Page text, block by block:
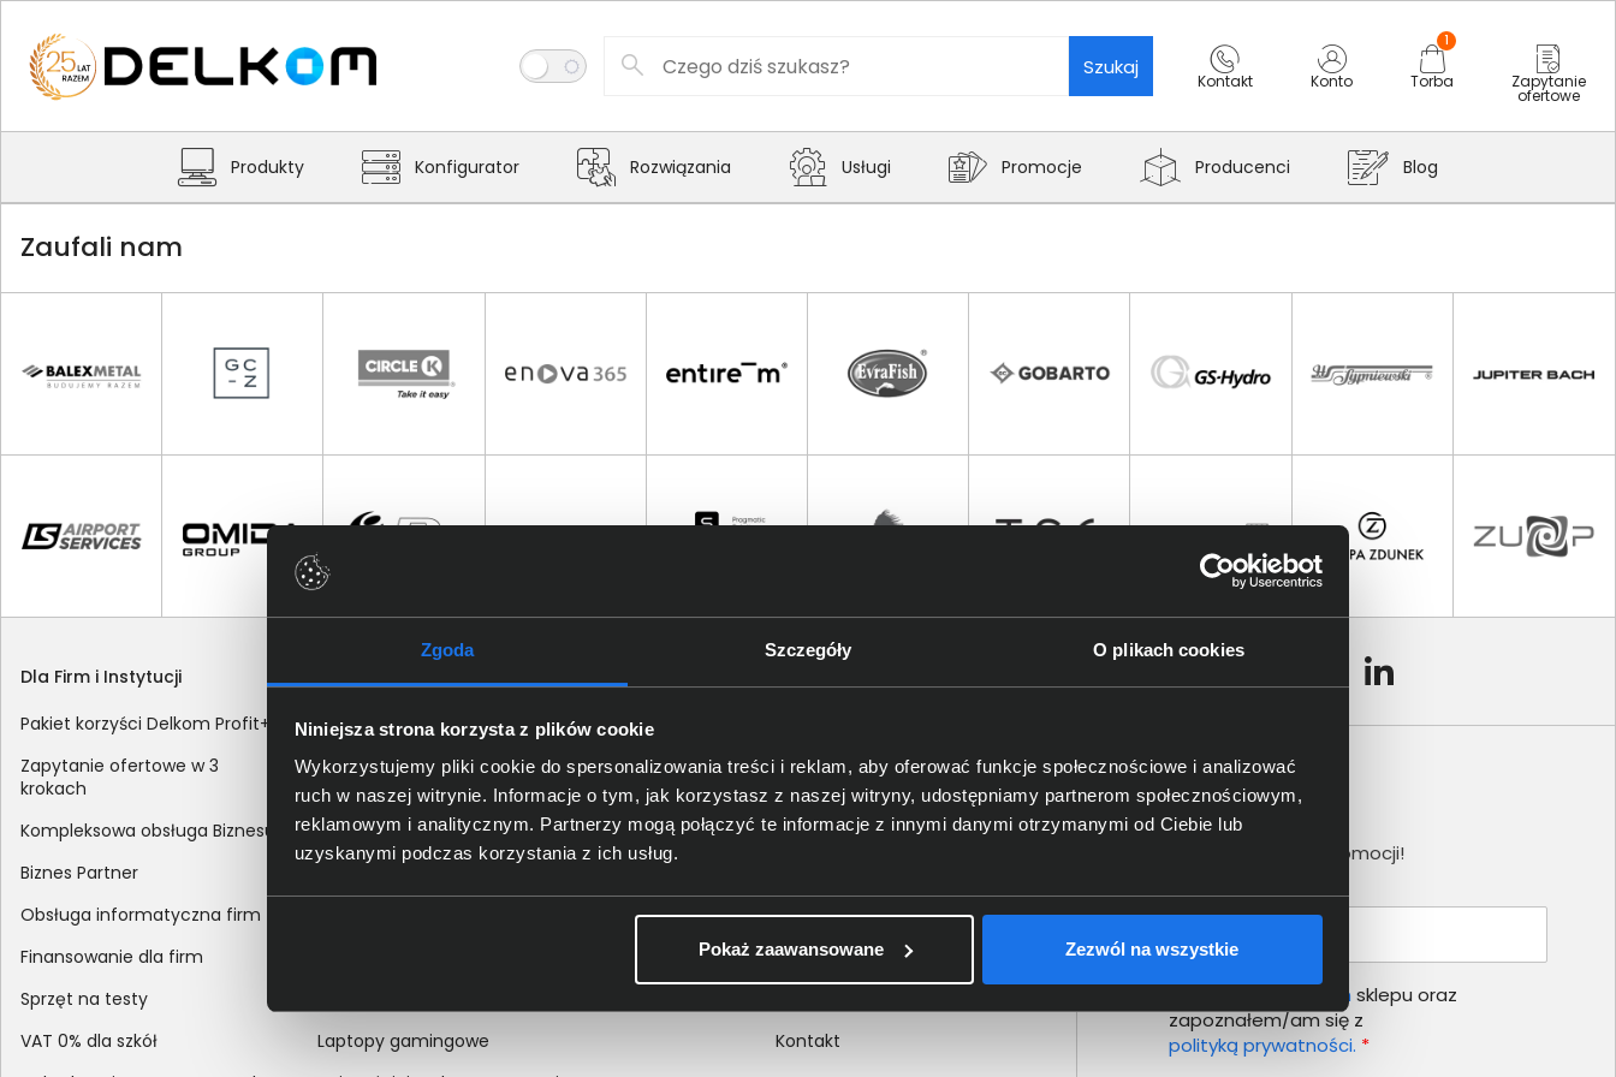
Zgoda Szczegóły O plikach cookies
Niniejsza strona korzysta z plików cookie
Wykorzystujemy pliki cookie do spersonalizowania treści i reklam, aby oferować funkcje społecznościowe i analizować
ruch w naszej witrynie. Informacje o tym, jak korzystasz z naszej witryny, udostępniamy partnerom społecznościowym,
reklamowym i analitycznym. Partnerzy mogą połączyć te informacje z innymi danymi otrzymanymi od Ciebie lub
uzyskanymi podczas korzystania z ich usług.
Pokaż zaawansowane Zezwól na wszystkie
Szukaj
Kontakt Konto
1
Torba Zapytanie
ofertowe
Produkty Konfigurator Rozwiązania Usługi Promocje Producenci Blog
Zaufali nam
Dla Firm i Instytucji
Pakiet korzyści Delkom Profit+
Zapytanie ofertowe w 3
krokach
Kompleksowa obsługa Biznesu
Biznes Partner
Obsługa informatyczna firm
Finansowanie dla firm
Sprzęt na testy
VAT 0% dla szkół
Zakupy
Sposoby dostawy
Metody płatności
Zakup z dofinansowaniem
Odroczony termin płatności
Korekta danych nabywcy na dokumencie
Laptopy gamingowe
Certyfikaty i autoryzacje
Nagrody i wyróżnienia
Polityka prywatności
wewnętrznych
Kontakt
Newsletter
Nie przegap żadnej promocji!
regulamin sklepu oraz
zapoznałem/am się z
polityką prywatności. *